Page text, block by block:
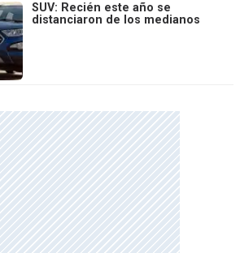
SUV: Recién este año se
distanciaron de los medianos